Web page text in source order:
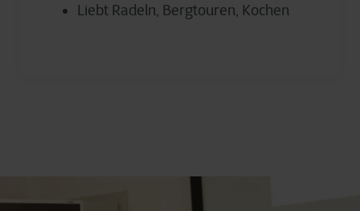
Liebt Radeln, Bergtouren, Kochen